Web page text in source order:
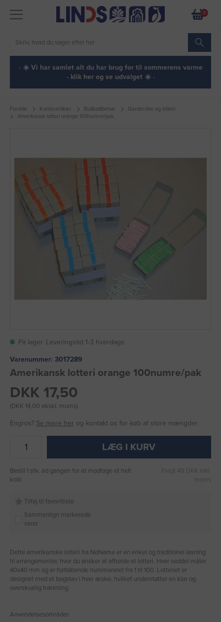
0
· ☀️ Vi har samlet alt du har brug for til sommerens varme
- klik her og se udvalget ☀️ ·
Forside Kontorartikler Butikstilbehør
Garderobe og lotteri
Amerikansk lotteri orange 100numre/pak
På lager. Leveringstid 1-3 hverdage
Varenummer: 3017289
Amerikansk lotteri orange 100numre/pak
DKK 17,50
(DKK 14,00 ekskl. moms)
Engros? Se mere her og kontakt os for køb af store mængder.
LÆG I KURV
Bestil 1 stk. ad gangen for at modtage et helt
kolli.
Fragt 49 DKK inkl.
moms
Tilføj til favoritliste
Sammenlign markerede
varer
Dette amerikanske lotteri fra NoName er en enkel og traditionel løsning
til arrangementer, hvor du ønsker at afholde et lotteri. Hver seddel måler
40x40 mm og er fortløbende nummereret fra 1 til 100. Lotteriet er
designet med et bogstav i hver æske, hvilket understøtter en klar og
overskuelig trækning.
Anvendelsesområder: